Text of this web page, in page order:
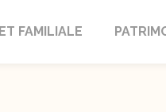
FAMILIALE